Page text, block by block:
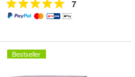
7
Bestseller